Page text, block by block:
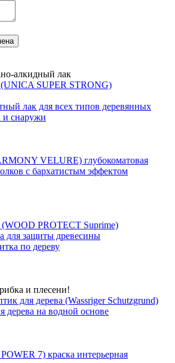
алкидный лак
SUPER STRONG)
лак для всех типов деревянных
и снаружи
VELURE) глубокоматовая
с бархатистым эффектом
PROTECT Suprime)
для защиты древесины
по дереву
и плесени!
для дерева (Wassriger Schutzgrund)
дерева на водной основе
7) краска интерьерная